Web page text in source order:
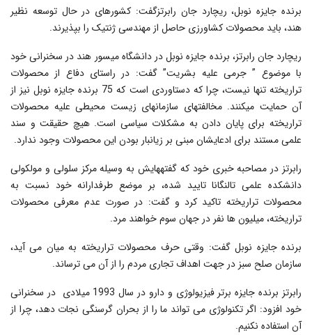
برنده جایزه نوبل، ریچارد جان رابرتزگفت: کشورهای در حال توسعه نظیر
هند، باید محصولات کشاورزی حاصل از مهندسی ژنتیک را بپذیرند.
ریچارد جان رابرتز، برنده جایزه نوبل در دانشگاه میسور هند در سخنرانی خود
با موضوع ” جرمی علیه بشریت” گفت: در راستای دفاع از محصولات
تراریخته تنها نیست، چرا که دستاوردی است که 75 برنده جایزه نوبل نیز از
آن حمایت می‎کنند. مخالفت‎های سازمان‎های زیست محیطی علیه محصولات
تراریخته برای پایان دادن به مشکلات سیاسی است. هیچ حقیقت و سند
علمی مستند برای ادعایشان مبنی بر زیانبار بودن این محصولات وجود ندارد.
رابرتز در مصاحبه خبری خود که گفته‎هایش به وسیله مرکز سلولی و مولکولی
دانشکده علمی تالنگانا تایید شده، بر موضع طرفدارانه خود نسبت به
محصولات تراریخته تاکید کرد و گفت: در صورت عدم معرفی محصولات
تراریخته، میلیون ها نفر در جهان سوم خواهند مرد.
برنده جایزه نوبل گفت: وقتی حرف محصولات تراریخته به میان می آید،
سازمان صلح سبز در جهت اهداف تجاری مردم را از آن می ترساند.
رابرتز برنده جایزه برتر فیزیولوژی و دارو در سال 1993 میلادی در سخنرانی
خود افزود: اگر تکنولوژی می تواند ما را از بحران گرسنگی نجات دهد، چرا از
آن استفاده نکنیم.